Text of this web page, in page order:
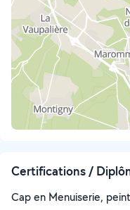
Certifications /
Cap en Menuiserie,